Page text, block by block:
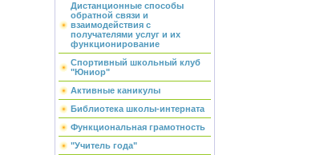
Дистанционные способы
обратной связи и
взаимодействия с
получателями услуг и их
функционирование
Спортивный школьный клуб
"Юниор"
Активные каникулы
Библиотека школы-интерната
Функциональная грамотность
"Учитель года"